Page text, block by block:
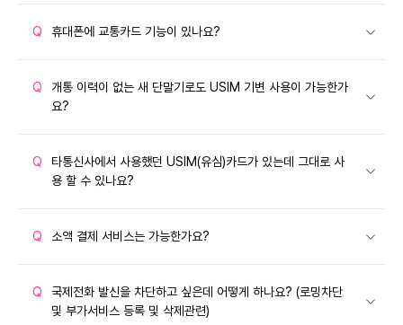
Q 휴대폰에 교통카드 기능이 있나요?
Q
개통 이력이 없는 새 단말기로도 USIM 기변 사용이 가능한가
요?
Q
타통신사에서 사용했던 USIM(유심)카드가 있는데 그대로 사
용 할 수 있나요?
Q 소액 결제 서비스는 가능한가요?
Q
국제전화 발신을 차단하고 싶은데 어떻게 하나요? (로밍차단
및 부가서비스 등록 및 삭제관련)